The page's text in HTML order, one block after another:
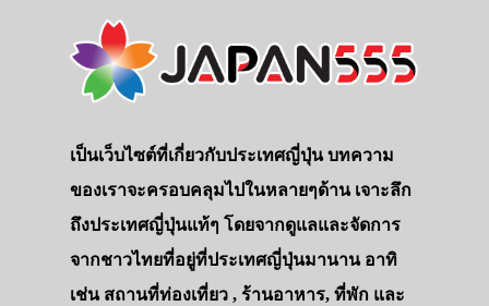
เป็นเว็บไซต์ที่เกี่ยวกับประเทศญี่ปุ่น บทความ
ของเราจะครอบคลุมไปในหลายๆด้าน เจาะลึก
ถึงประเทศญี่ปุ่นแท้ๆ โดยจากดูแลและจัดการ
จากชาวไทยที่อยู่ที่ประเทศญี่ปุ่นมานาน อาทิ
เช่น สถานที่ท่องเที่ยว , ร้านอาหาร, ที่พัก และ